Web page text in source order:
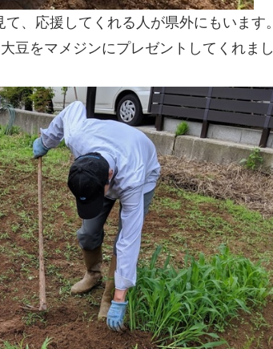
、応援してくれる人が県外にもいます。
豆をマメジンにプレゼントしてくれまし